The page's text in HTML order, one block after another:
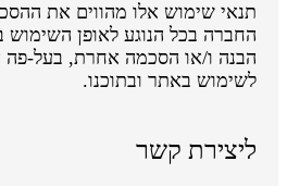
תנאי שימוש אלו מהווים את ההסכם
החברה בכל הנוגע לאופן השימוש
הבנה ו/או הסכמה אחרת, בעל-פה
לשימוש באתר ובתוכנו.
ליצירת קשר